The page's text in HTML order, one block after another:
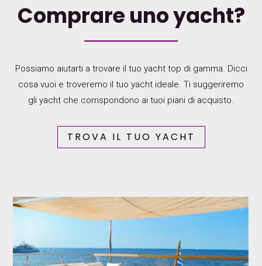
Comprare uno yacht?
Possiamo aiutarti a trovare il tuo yacht top di gamma. Dicci
cosa vuoi e troveremo il tuo yacht ideale. Ti suggeriremo
gli yacht che corrispondono ai tuoi piani di acquisto.
TROVA IL TUO YACHT